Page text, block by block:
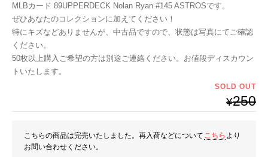
MLBカード 89UPPERDECK Nolan Ryan #145 ASTROSです。
ぜひあなたのコレクションに加えてください！
特にキズなどありませんが、中古品ですので、状態は写真にてご確認
ください。
50枚以上購入ご希望の方は別途ご連絡ください。お値段ディスカウン
トいたします。
SOLD OUT
¥250
こちらの商品は完売いたしました。再入荷などについて こちら より
お問い合わせください。